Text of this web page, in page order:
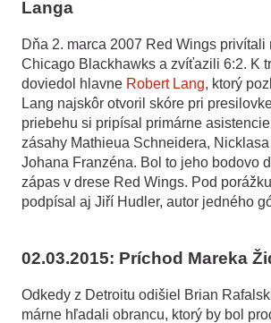
Langa
Dňa 2. marca 2007 Red Wings
Chicago Blackhawks a zvíťazili 6:2. K
doviedol hlavne Robert Lang, ktorý
Lang najskôr otvoril skóre pri
priebehu si pripísal primárne
zásahy Mathieua Schneidera,
Johana Franzéna. Bol to jeho bodovo
zápas v drese Red Wings. Pod
podpísal aj Jiří Hudler, autor jedného
02.03.2015: Príchod Mareka
Odkedy z Detroitu odišiel Brian
márne hľadali obrancu, ktorý by bol